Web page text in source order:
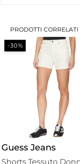
PRODOTTI CORRELATI
-30%
Guess Jeans
Shorts Tessuto